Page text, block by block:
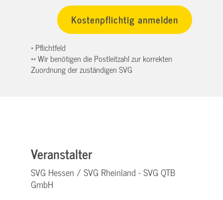
* Pflichtfeld
** Wir benötigen die Postleitzahl zur korrekten
Zuordnung der zuständigen SVG
Veranstalter
SVG Hessen / SVG Rheinland - SVG QTB
GmbH